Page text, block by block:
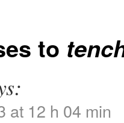
to
at 12 h 04 min